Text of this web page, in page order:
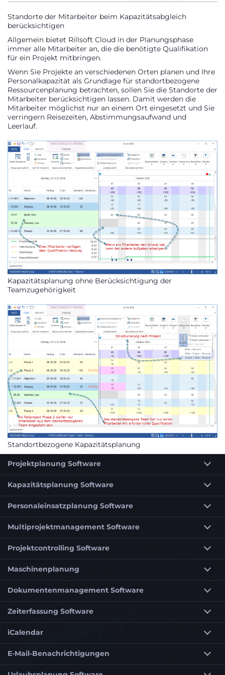
Standorte der Mitarbeiter beim Kapazitätsabgleich
berücksichtigen
Allgemein bietet Rillsoft Cloud in der Planungsphase
immer alle Mitarbeiter an, die die benötigte Qualifikation
für ein Projekt mitbringen.
Wenn Sie Projekte an verschiedenen Orten planen und Ihre
Personalkapazität als Grundlage für standortbezogene
Ressourcenplanung betrachten, sollen Sie die Standorte der
Mitarbeiter berücksichtigen lassen. Damit werden die
Mitarbeiter möglichst nur an einem Ort eingesetzt und Sie
verringern Reisezeiten, Abstimmungsaufwand und
Leerlauf.
Kapazitätsplanung ohne Berücksichtigung der
Teamzugehörigkeit
Standortbezogene Kapazitätsplanung
Projektplanung Software
Kapazitätsplanung Software
Personaleinsatzplanung Software
Multiprojektmanagement Software
Projektcontrolling Software
Maschinenplanung
Dokumentenmanagement Software
Zeiterfassung Software
iCalendar
E-Mail-Benachrichtigungen